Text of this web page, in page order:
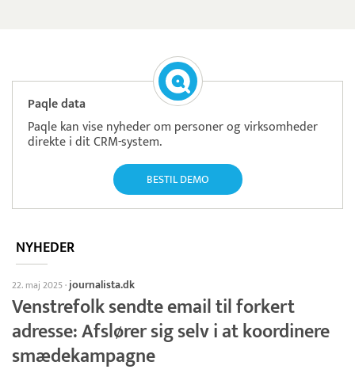
Paqle data
Paqle kan vise nyheder om personer og virksomheder
direkte i dit CRM-system.
BESTIL DEMO
NYHEDER
22. maj 2025·journalista.dk
Venstrefolk sendte email til forkert
adresse: Afslører sig selv i at koordinere
smædekampagne